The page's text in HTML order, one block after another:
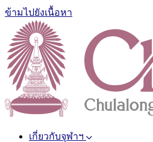
ข้ามไปยังเนื้อหา
เกี่ยวกับจุฬาฯ